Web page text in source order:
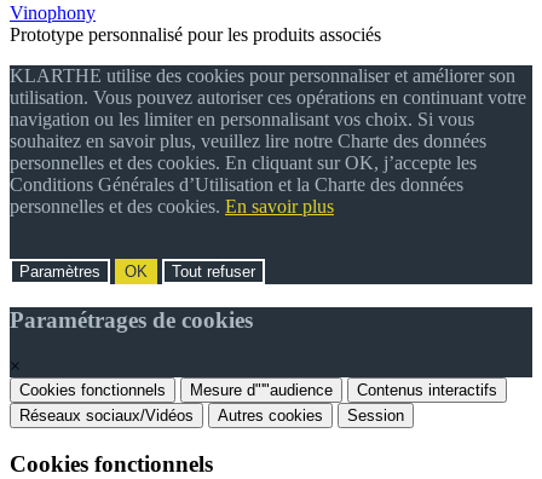
Vinophony
Prototype personnalisé pour les produits associés
KLARTHE utilise des cookies pour personnaliser et améliorer son
utilisation. Vous pouvez autoriser ces opérations en continuant votre
navigation ou les limiter en personnalisant vos choix. Si vous
souhaitez en savoir plus, veuillez lire notre Charte des données
personnelles et des cookies. En cliquant sur OK, j’accepte les
Conditions Générales d’Utilisation et la Charte des données
personnelles et des cookies. En savoir plus
Paramètres OK Tout refuser
Paramétrages de cookies
×
Cookies fonctionnels Mesure d"'"audience
Contenus interactifs
Réseaux sociaux/Vidéos
Autres cookies Session
Cookies fonctionnels